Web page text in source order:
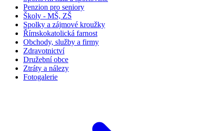
Penzion pro seniory
Školy - MŠ, ZŠ
Spolky a zájmové kroužky
Římskokatolická farnost
Obchody, služby a firmy
Zdravotnictví
Družební obce
Ztráty a nálezy
Fotogalerie